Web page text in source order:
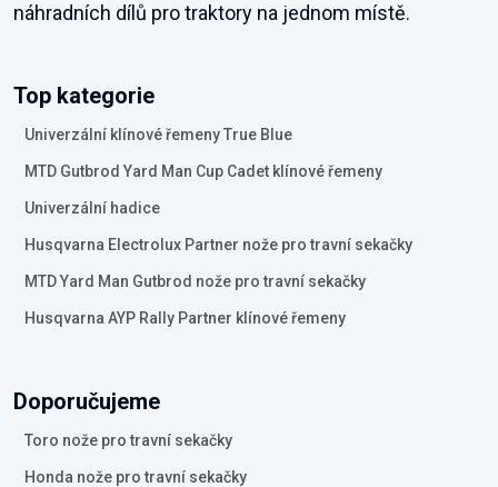
náhradních dílů pro traktory na jednom místě.
Top kategorie
Univerzální klínové řemeny True Blue
MTD Gutbrod Yard Man Cup Cadet klínové řemeny
Univerzální hadice
Husqvarna Electrolux Partner nože pro travní sekačky
MTD Yard Man Gutbrod nože pro travní sekačky
Husqvarna AYP Rally Partner klínové řemeny
Doporučujeme
Toro nože pro travní sekačky
Honda nože pro travní sekačky